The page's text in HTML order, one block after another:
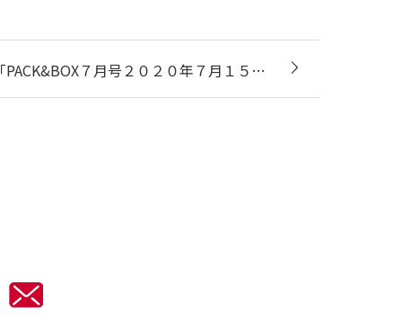
「PACK&BOX７月号２０２０年７月１５…